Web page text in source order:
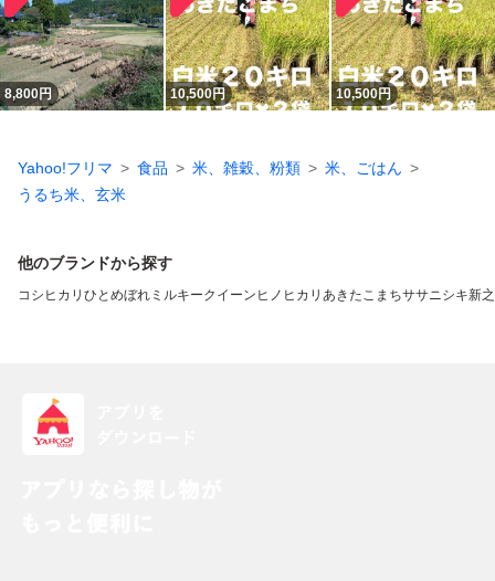
8,800円 10,500円 10,500円
Yahoo!フリマ 食品 米、雑穀、粉類
米、ごはん
うるち米、玄米
他のブランドから探す
コシヒカリ ひとめぼれ ミルキークイーン ヒノヒカリ あきたこまちササニシキ新